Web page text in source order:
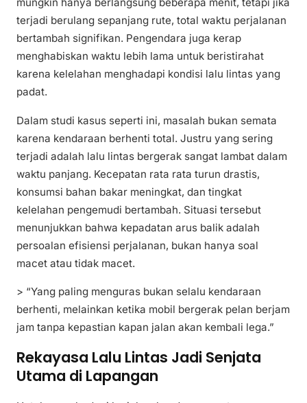
mungkin hanya berlangsung beberapa menit, tetapi jika
terjadi berulang sepanjang rute, total waktu perjalanan
bertambah signifikan. Pengendara juga kerap
menghabiskan waktu lebih lama untuk beristirahat
karena kelelahan menghadapi kondisi lalu lintas yang
padat.
Dalam studi kasus seperti ini, masalah bukan semata
karena kendaraan berhenti total. Justru yang sering
terjadi adalah lalu lintas bergerak sangat lambat dalam
waktu panjang. Kecepatan rata rata turun drastis,
konsumsi bahan bakar meningkat, dan tingkat
kelelahan pengemudi bertambah. Situasi tersebut
menunjukkan bahwa kepadatan arus balik adalah
persoalan efisiensi perjalanan, bukan hanya soal
macet atau tidak macet.
> “Yang paling menguras bukan selalu kendaraan
berhenti, melainkan ketika mobil bergerak pelan berjam
jam tanpa kepastian kapan jalan akan kembali lega.”
Rekayasa Lalu Lintas Jadi Senjata
Utama di Lapangan